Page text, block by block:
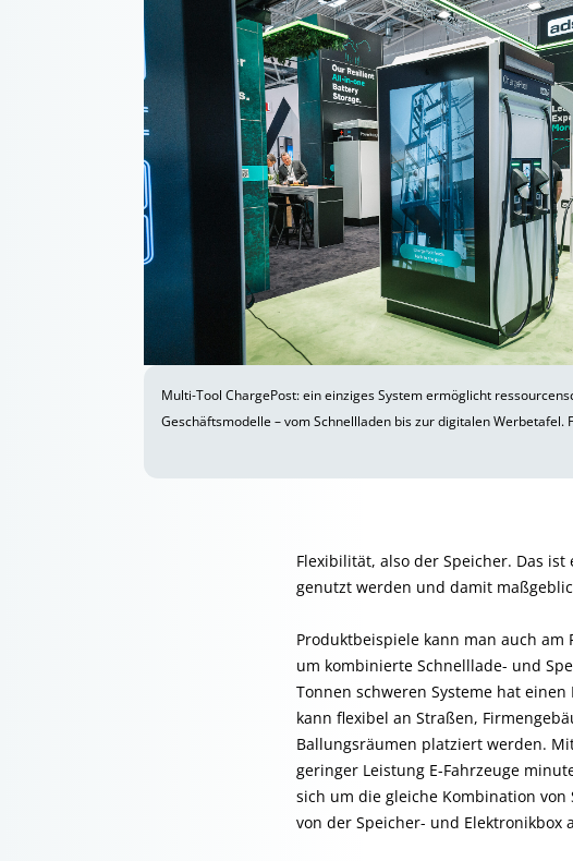
Multi-Tool ChargePost: ein einziges System ermöglicht
Geschäftsmodelle – vom Schnellladen bis zur digitalen Werbetafel.
Flexibilität, also der Speicher. Das
genutzt werden und damit
Produktbeispiele kann man auch am
um kombinierte Schnelllade- und
Tonnen schweren Systeme hat
kann flexibel an Straßen,
Ballungsräumen platziert werden.
geringer Leistung E-Fahrzeuge
sich um die gleiche Kombination
von der Speicher- und Elektronikbox